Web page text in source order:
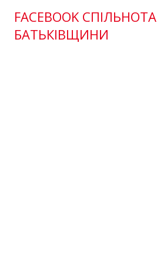
FACEBOOK СПІЛЬНОТА
БАТЬКІВЩИНИ